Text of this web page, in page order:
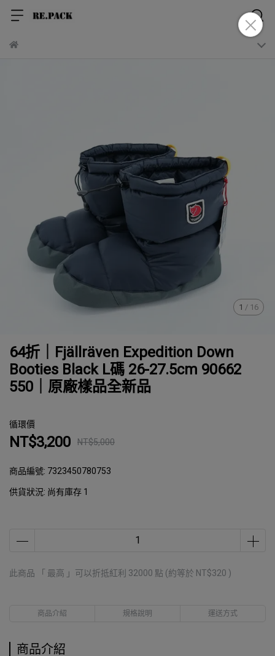
1 / 16
64折｜Fjällräven Expedition Down
Booties Black L碼 26-27.5cm 90662
550｜原廠樣品全新品
循環價
NT$3,200 NT$5,000
商品編號: 7323450780753
供貨狀況: 尚有庫存 1
此商品 「 最高 」可以折抵紅利 32000 點 (約等於 NT$320 )
商品介紹 規格說明 運送方式
商品介紹